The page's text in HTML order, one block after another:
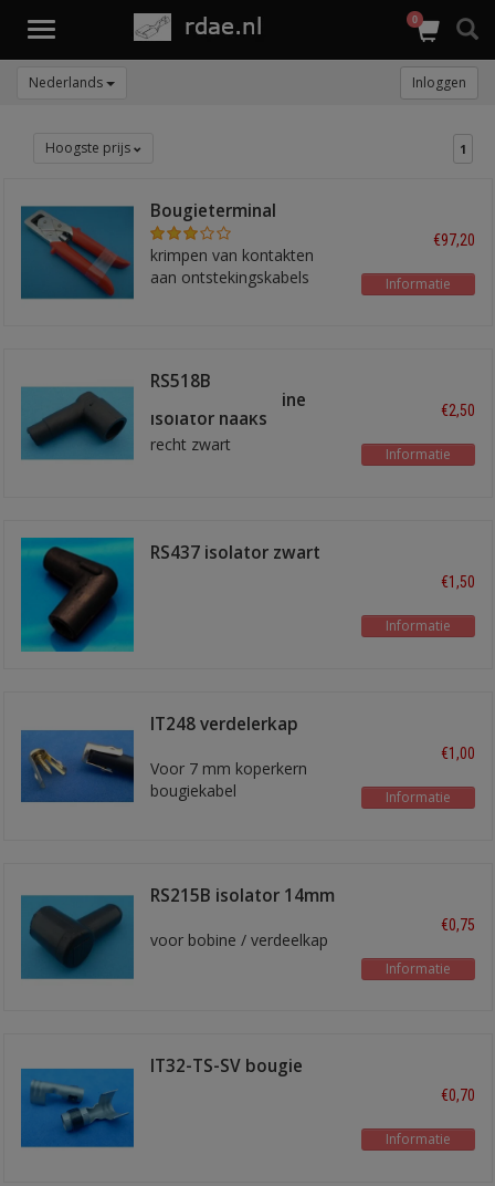
Toggle
0
Nederlands Inloggen
Hoogste prijs 1
Bougieterminal
krimptang ICT7
krimpen van kontakten
aan ontstekingskabels
€97,20
Informatie
RS518B
verdeelkap/bobine
isolator haaks
recht zwart
€2,50
Informatie
RS437 isolator zwart
€1,50
Informatie
IT248 verdelerkap
Voor 7 mm koperkern
bougiekabel
€1,00
Informatie
RS215B isolator 14mm
voor bobine / verdeelkap
€0,75
Informatie
IT32-TS-SV bougie
€0,70
Informatie